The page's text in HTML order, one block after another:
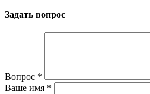
Задать вопрос
Вопрос *
Ваше имя *